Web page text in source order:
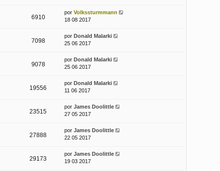
6910
por Volkssturmmann
18 08 2017
7098
por Donald Malarki
25 06 2017
9078
por Donald Malarki
25 06 2017
19556
por Donald Malarki
11 06 2017
23515
por James Doolittle
27 05 2017
27888
por James Doolittle
22 05 2017
29173
por James Doolittle
19 03 2017